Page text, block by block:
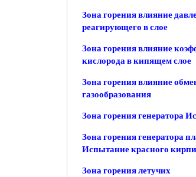
Зона горения влияние
реагирующего в слое
Зона горения влияние
кислорода в кипящем слое
Зона горения влияние
газообразования
Зона горения генератора
Зона горения генератора
Испытание красного
Зона горения летучих